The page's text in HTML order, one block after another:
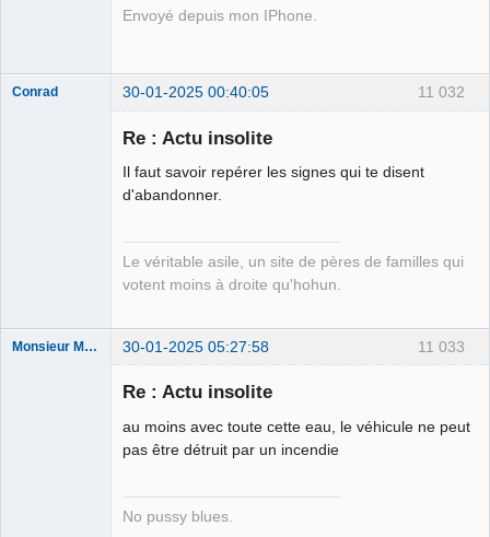
Envoyé depuis mon IPhone.
11 032
Conrad 30-01-2025 00:40:05
Re : Actu insolite
Il faut savoir repérer les signes qui te disent
d'abandonner.
Le véritable asile, un site de pères de familles qui
votent moins à droite qu'hohun.
11 033
Monsieur Maurice 30-01-2025 05:27:58
Re : Actu insolite
au moins avec toute cette eau, le véhicule ne peut
pas être détruit par un incendie
No pussy blues.